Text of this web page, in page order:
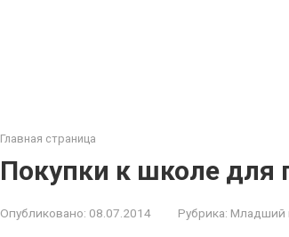
Главная страница
Покупки к школе для
Опубликовано: 08.07.2014 Рубрика: Младший